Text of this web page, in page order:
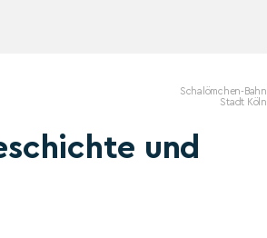
Schalömchen-Bahn
Stadt Köln
und